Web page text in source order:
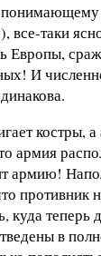
таки
Европы,
И
костры,
армия
армию!
противник
куда теперь
в